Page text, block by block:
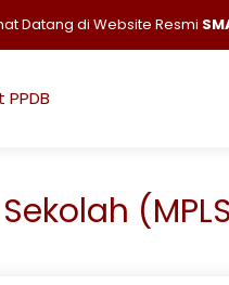
Website ResmiSMA